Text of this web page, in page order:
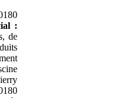
:
de